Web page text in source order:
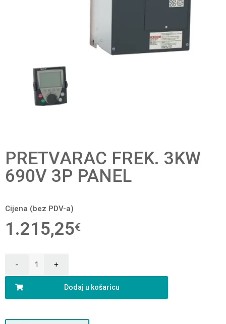
PRETVARAC FREK. 3KW
690V 3P PANEL
Cijena (bez PDV-a)
1.215,25€
Dodaj u košaricu